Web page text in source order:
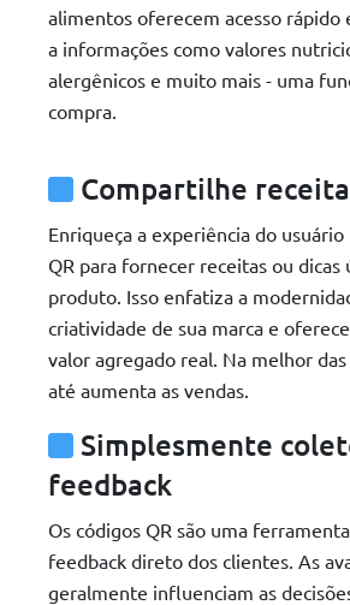
alimentos oferecem acesso rápido
a informações como valores
alergênicos e muito mais - uma
compra.
Simplesmente
feedback
Os códigos QR são uma
feedback direto dos clientes. As
geralmente influenciam as
Compartilhe
Enriqueça a experiência do
QR para fornecer receitas ou dicas
produto. Isso enfatiza a
criatividade de sua marca e
valor agregado real. Na melhor
até aumenta as vendas.